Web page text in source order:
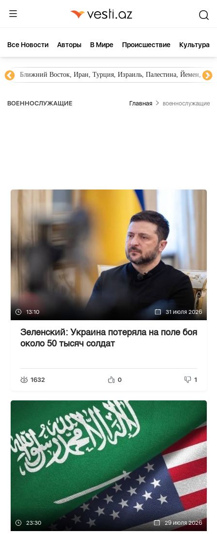
Все Новости Aвторы В Мире Происшествие Культура
Новости Азербайджана Южный Кавказ, Грузия,
ВОЕННОСЛУЖАЩИЕ Главная военнослужащие
13:10 31 июля 2026
Зеленский: Украина потеряла на поле боя
около 50 тысяч солдат
1632 0 1
23:30 29 июля 2026